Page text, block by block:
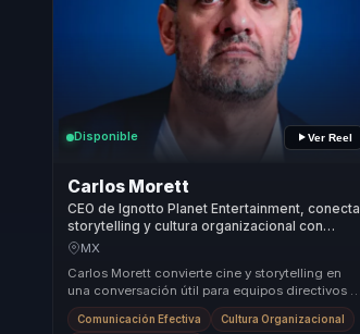
Disponible Ver Reel
Carlos Morett
CEO de Ignotto Planet Entertainment, conecta
storytelling y cultura organizacional con
recordacion para lideres y marcas.
MX
Carlos Morett convierte cine y storytelling en
una conversación útil para equipos directivos y
organizaciones en transformación. Funciona...
Comunicación Efectiva Cultura Organizacional